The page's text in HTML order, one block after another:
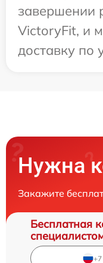
завершении
VictoryFit, и
доставку по
Нужна
Закажите
Бесплатная